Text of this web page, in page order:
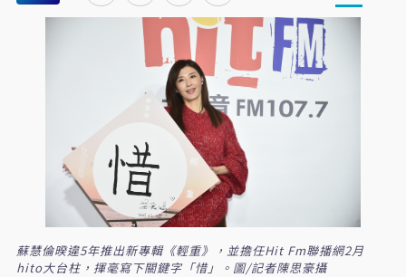
蘇慧倫暌違5年推出新專輯《輕重》，並擔任Hit Fm聯播網2月
hito大台柱，揮毫寫下關鍵字「惜」。圖/記者陳思豪攝